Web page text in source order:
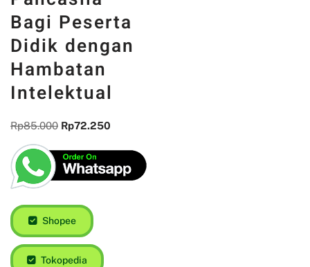
Bagi Peserta
Didik dengan
Hambatan
Intelektual
Rp85.000 Rp72.250
Shopee
Tokopedia